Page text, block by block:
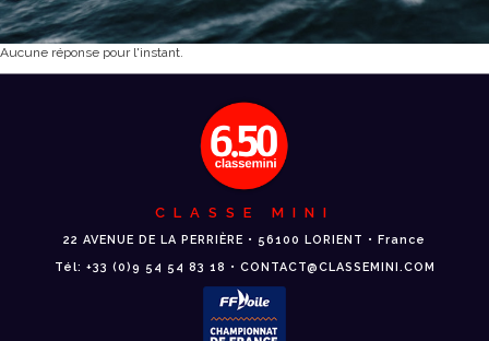
Aucune réponse pour l'instant.
CLASSE MINI
22 AVENUE DE LA PERRIÈRE • 56100 LORIENT • France
Tél: +33 (0)9 54 54 83 18 • CONTACT@CLASSEMINI.COM